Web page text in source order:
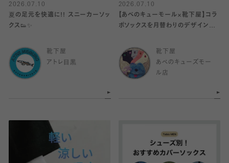
2026.07.10
夏の足元を快適に!! スニーカーソッ
クス👟✨️
靴下屋
アトレ目黒
2026.07.10
【あべのキューモール×靴下屋】コラ
ボソックスを月替わりのデザインで
靴下屋
あべのキューズモー
ル店